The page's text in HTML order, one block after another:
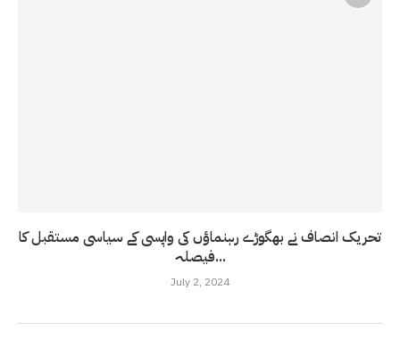
تحریک انصاف نے بھگوڑے رہنماؤں کی واپسی کے سیاسی مستقبل کا
فیصلہ...
July 2, 2024